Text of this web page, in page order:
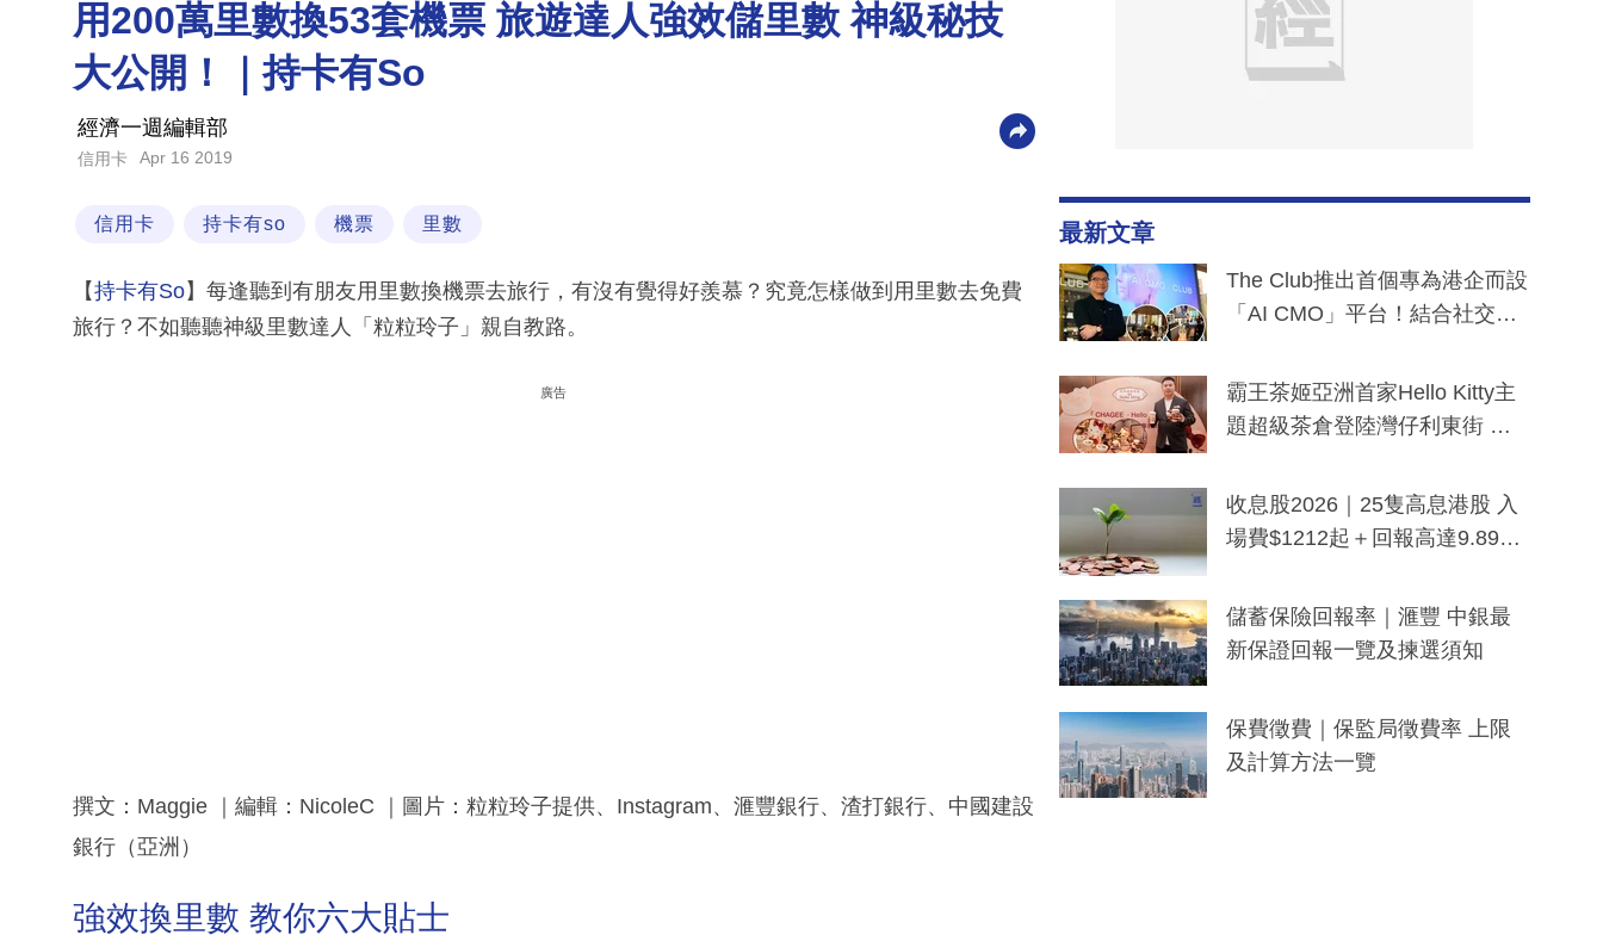
用200萬里數換53套機票 旅遊達人強效儲里數 神級秘技
大公開！｜持卡有So
經濟一週編輯部
信用卡 Apr 16 2019
信用卡 持卡有so 機票 里數
【持卡有So】每逢聽到有朋友用里數換機票去旅行，有沒有覺得好羨慕？究竟怎樣做到用里數去免費
旅行？不如聽聽神級里數達人「粒粒玲子」親自教路。
廣告
撰文：Maggie ｜編輯：NicoleC ｜圖片：粒粒玲子提供、Instagram、滙豐銀行、渣打銀行、中國建設
銀行（亞洲）
強效換里數 教你六大貼士
最新文章
The Club推出首個專為港企而設
「AI CMO」平台！結合社交聆
分鐘生成「貼地」宣傳短片
霸王茶姬亞洲首家Hello Kitty主
題超級茶倉登陸灣仔利東街 推
y及香港限定特調系列
收息股2026｜25隻高息港股 入
場費$1212起＋回報高達9.89
儲蓄保險回報率｜滙豐 中銀最
新保證回報一覽及揀選須知
保費徵費｜保監局徵費率 上限
及計算方法一覽